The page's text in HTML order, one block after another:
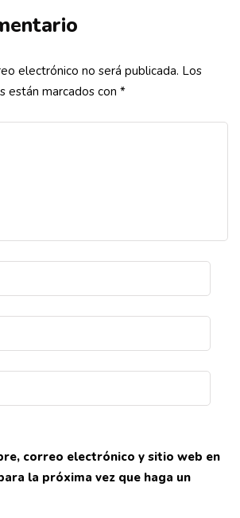
electrónico no será publicada. Los
están marcados con *
correo electrónico y sitio web en
la próxima vez que haga un